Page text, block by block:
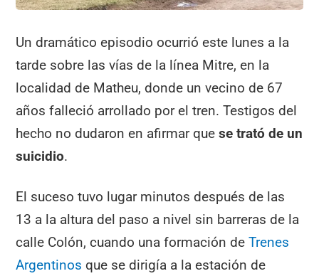
Un dramático episodio ocurrió este lunes a la
tarde sobre las vías de la línea Mitre, en la
localidad de Matheu, donde un vecino de 67
años falleció arrollado por el tren. Testigos del
hecho no dudaron en afirmar quese trató de un
suicidio.
El suceso tuvo lugar minutos después de las
13 a la altura del paso a nivel sin barreras de la
calle Colón, cuando una formación deTrenes
Argentinos que se dirigía a la estación de